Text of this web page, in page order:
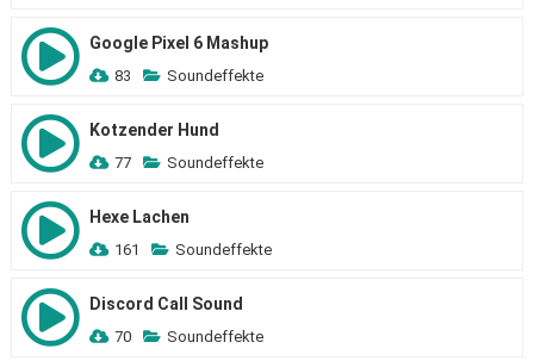
Google Pixel 6 Mashup
83 Soundeffekte
Kotzender Hund
77 Soundeffekte
Hexe Lachen
161 Soundeffekte
Discord Call Sound
70 Soundeffekte